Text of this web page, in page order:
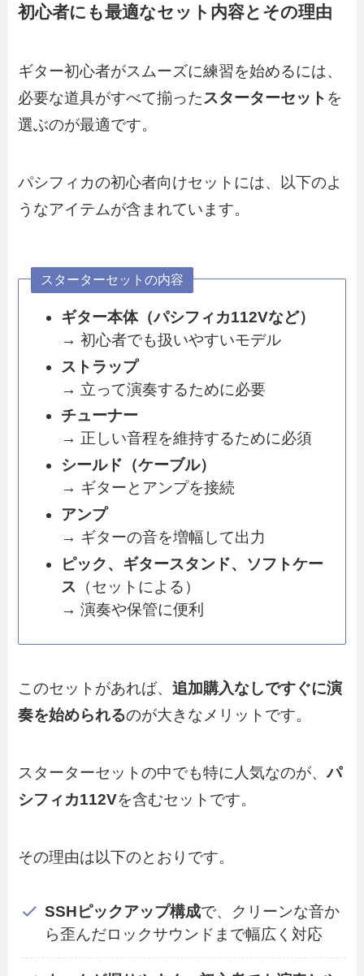
初心者にも最適なセット内容とその理由
ギター初心者がスムーズに練習を始めるには、
必要な道具がすべて揃ったスターターセット を
選ぶのが最適です。
パシフィカの初心者向けセットには、以下のよ
うなアイテムが含まれています。
スターターセットの内容
ギター本体（パシフィカ112Vなど）
→ 初心者でも扱いやすいモデル
ストラップ
→ 立って演奏するために必要
チューナー
→ 正しい音程を維持するために必須
シールド（ケーブル）
→ ギターとアンプを接続
アンプ
→ ギターの音を増幅して出力
ピック、ギタースタンド、ソフトケー
ス
（セットによる）
→ 演奏や保管に便利
このセットがあれば、追加購入なしですぐに演
奏を始められるのが大きなメリットです。
スターターセットの中でも特に人気なのが、パ
シフィカ112Vを含むセットです。
その理由は以下のとおりです。
SSHピックアップ構成で、クリーンな音か
ら歪んだロックサウンドまで幅広く対応